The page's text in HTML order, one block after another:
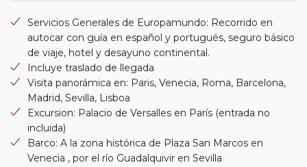
Servicios Generales de Europamundo: Recorrido en
autocar con guía en español y portugués, seguro básico
de viaje, hotel y desayuno continental.
Incluye traslado de llegada
Visita panorámica en: Paris, Venecia, Roma, Barcelona,
Madrid, Sevilla, Lisboa
Excursion: Palacio de Versalles en París (entrada no
incluida)
Barco: A la zona histórica de Plaza San Marcos en
Venecia , por el río Guadalquivir en Sevilla